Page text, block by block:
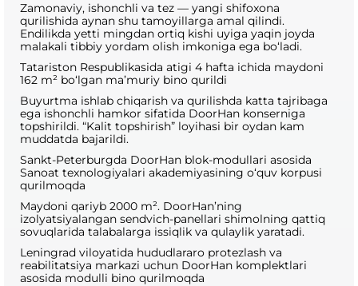
Zamonaviy, ishonchli va tez — yangi shifoxona
qurilishida aynan shu tamoyillarga amal qilindi.
Endilikda yetti mingdan ortiq kishi uyiga yaqin joyda
malakali tibbiy yordam olish imkoniga ega bo‘ladi.
Tatariston Respublikasida atigi 4 hafta ichida maydoni
162 m² bo‘lgan ma’muriy bino qurildi
Buyurtma ishlab chiqarish va qurilishda katta tajribaga
ega ishonchli hamkor sifatida DoorHan konserniga
topshirildi. “Kalit topshirish” loyihasi bir oydan kam
muddatda bajarildi.
Sankt-Peterburgda DoorHan blok-modullari asosida
Sanoat texnologiyalari akademiyasining o‘quv korpusi
qurilmoqda
Maydoni qariyb 2000 m². DoorHan’ning
izolyatsiyalangan sendvich-panellari shimolning qattiq
sovuqlarida talabalarga issiqlik va qulaylik yaratadi.
Leningrad viloyatida hududlararo protezlash va
reabilitatsiya markazi uchun DoorHan komplektlari
asosida modulli bino qurilmoqda